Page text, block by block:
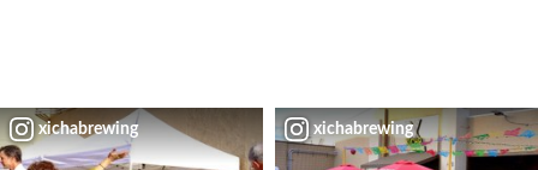
xichabrewing xichabrewing